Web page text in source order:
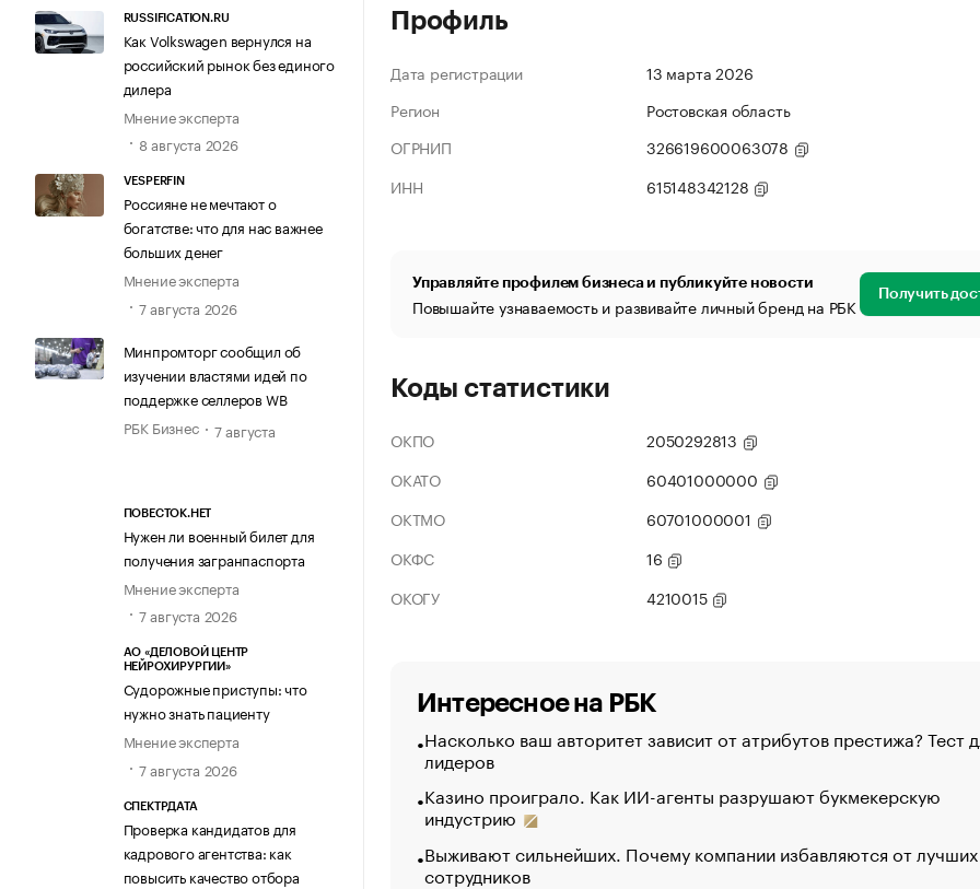
RUSSIFICATION.RU
Как Volkswagen вернулся на
российский рынок без единого
дилера
Мнение эксперта
8 августа 2026
VESPERFIN
Россияне не мечтают о
богатстве: что для нас важнее
больших денег
Мнение эксперта
7 августа 2026
Минпромторг сообщил об
изучении властями идей по
поддержке селлеров WB
РБК Бизнес
7 августа
ПОВЕСТОК.НЕТ
Нужен ли военный билет для
получения загранпаспорта
Мнение эксперта
7 августа 2026
АО «ДЕЛОВОЙ ЦЕНТР
НЕЙРОХИРУРГИИ»
Судорожные приступы: что
нужно знать пациенту
Мнение эксперта
7 августа 2026
СПЕКТРДАТА
Проверка кандидатов для
кадрового агентства: как
повысить качество отбора
Профиль
Дата регистрации
13 марта 2026
Регион
Ростовская область
ОГРНИП
326619600063078
ИНН
615148342128
Управляйте профилем бизнеса и публикуйте новости
Повышайте узнаваемость и развивайте личный бренд на РБК Получить
Коды статистики
ОКПО
2050292813
ОКАТО
60401000000
ОКТМО
60701000001
ОКФС
16
ОКОГУ
4210015
Интересное на РБК
Насколько ваш авторитет зависит от атрибутов престижа? Тест
лидеров
Казино проиграло. Как ИИ-агенты разрушают букмекерскую
индустрию
Выживают сильнейших. Почему компании избавляются от лучших
сотрудников